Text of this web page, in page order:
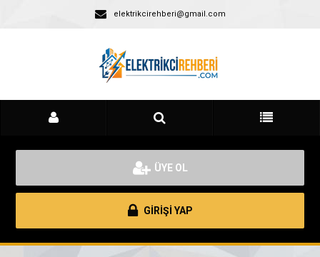
elektrikcirehberi@gmail.com
ÜYE OL
GİRİŞİ YAP